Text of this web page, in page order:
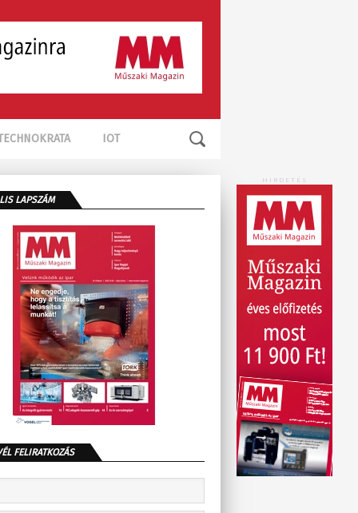
IOT
HIRDETÉS
LAPSZÁM
FELIRATKOZÁS